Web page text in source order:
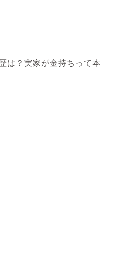
は？実家が金持ちって本